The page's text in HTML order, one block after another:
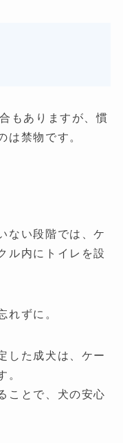
もありますが、慣
は禁物です。
ない段階では、ケ
ル内にトイレを設
れずに。
した成犬は、ケー
。
ことで、犬の安心